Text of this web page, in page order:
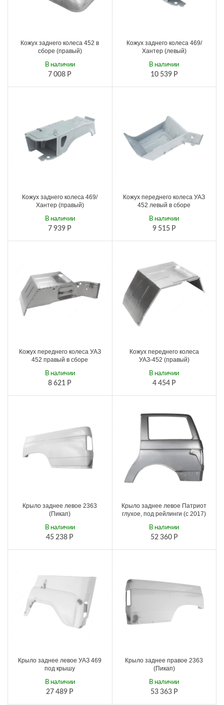
Кожух заднего колеса 452 в
сборе (правый)
7 008 Р
В наличии
Кожух заднего колеса 469/
Хантер (левый)
10 539 Р
В наличии
Кожух заднего колеса 469/
Хантер (правый)
7 939 Р
В наличии
Кожух переднего колеса УАЗ
452 левый в сборе
9 515 Р
В наличии
Кожух переднего колеса УАЗ
452 правый в сборе
8 621 Р
В наличии
Кожух переднего колеса
УАЗ-452 (правый)
4 454 Р
В наличии
Крыло заднее левое 2363
(Пикап)
45 238 Р
В наличии
Крыло заднее левое Патриот
глухое, под рейлинги (с 2017)
52 360 Р
В наличии
Крыло заднее левое УАЗ 469
под крышу
27 489 Р
В наличии
Крыло заднее правое 2363
(Пикап)
53 363 Р
В наличии